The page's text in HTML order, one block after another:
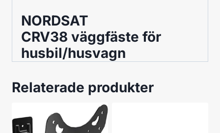
NORDSAT
CRV38 väggfäste för
husbil/husvagn
Relaterade produkter